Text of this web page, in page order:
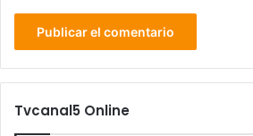
Tvcanal5 Online